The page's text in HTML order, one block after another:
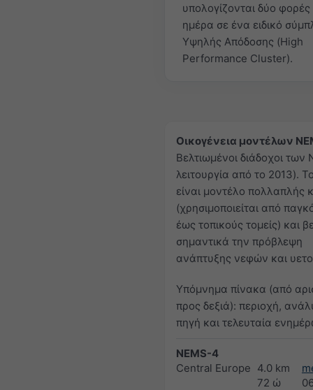
υπολογίζονται δύο φορές
ημέρα σε ένα ειδικό
Υψηλής Απόδοσης (High
Performance Cluster).
Οικογένεια μοντέλων
Βελτιωμένοι διάδοχοι των
λειτουργία από το 2013).
είναι μοντέλο πολλαπλής
(χρησιμοποιείται από
έως τοπικούς τομείς) και
σημαντικά την πρόβλεψη
ανάπτυξης νεφών και
Υπόμνημα πίνακα (από
προς δεξιά): περιοχή,
πηγή και τελευταία
NEMS-4
Central Europe 4.0 km
72 ώ